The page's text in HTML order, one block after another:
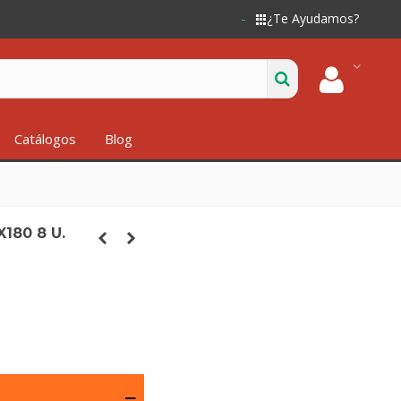
¿Te Ayudamos?
Catálogos Blog
8 U.